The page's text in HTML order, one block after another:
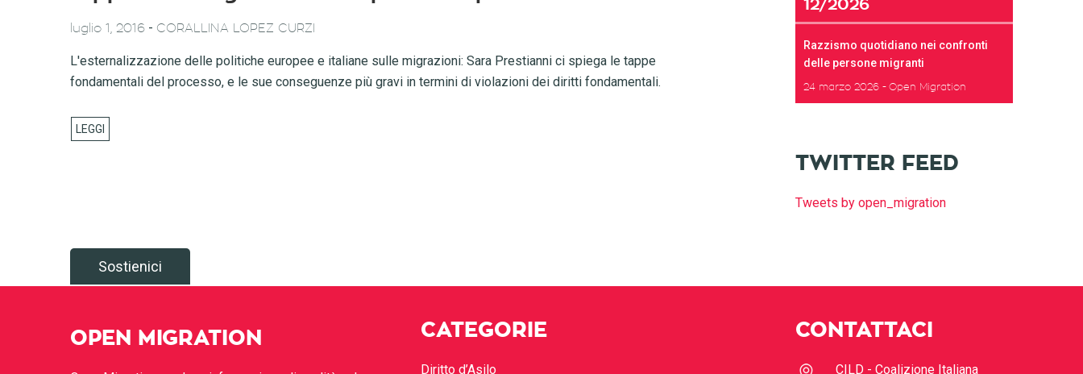
luglio 1, 2016 - CORALLINA LOPEZ CURZI
L'esternalizzazione delle politiche europee e italiane sulle migrazioni: Sara Prestianni ci spiega le tappe
fondamentali del processo, e le sue conseguenze più gravi in termini di violazioni dei diritti fondamentali.
12/2026
Razzismo quotidiano nei confronti
delle persone migranti
24 marzo 2026 Open Migration
TWITTER FEED
Tweets by open_migration
Sostienici
OPEN MIGRATION CATEGORIE
Diritto d’Asilo
CONTATTACI
CILD - Coalizione Italiana